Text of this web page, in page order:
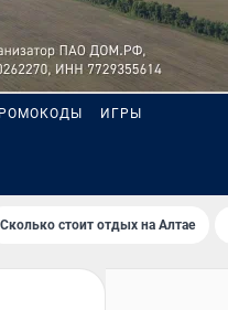
ИГРЫ
Сколько стоит отдых на Алтае